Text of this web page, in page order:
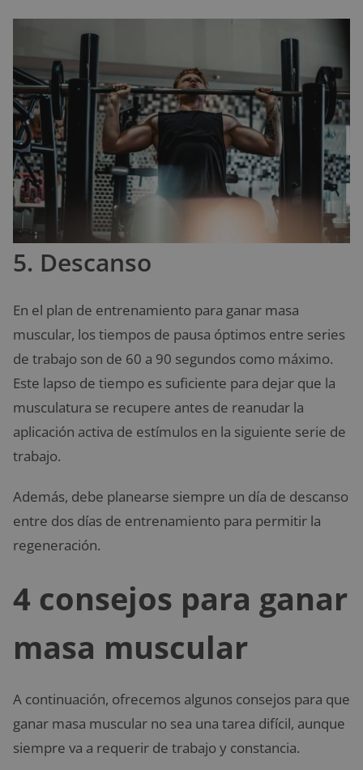
5. Descanso
En el plan de entrenamiento para ganar masa
muscular, los tiempos de pausa óptimos entre series
de trabajo son de 60 a 90 segundos como máximo.
Este lapso de tiempo es suficiente para dejar que la
musculatura se recupere antes de reanudar la
aplicación activa de estímulos en la siguiente serie de
trabajo.
Además, debe planearse siempre un día de descanso
entre dos días de entrenamiento para permitir la
regeneración.
4 consejos para ganar
masa muscular
A continuación, ofrecemos algunos consejos para que
ganar masa muscular no sea una tarea difícil, aunque
siempre va a requerir de trabajo y constancia.